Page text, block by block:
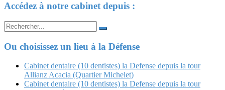
Accédez à notre cabinet depuis :
Search
for:
Ou choisissez un lieu à la Défense
Cabinet dentaire (10 dentistes) la Defense depuis la tour
Allianz Acacia (Quartier Michelet)
Cabinet dentaire (10 dentistes) la Defense depuis la tour